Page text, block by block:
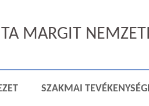
MARGIT
SZAKMAI